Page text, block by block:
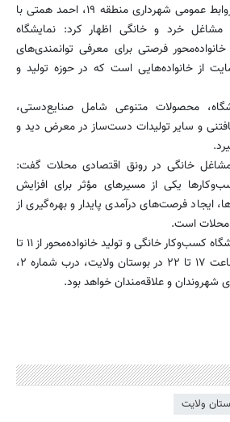
به نقل از روابط عمومی شهرداری منطقه ۱۹، احمد همتی با
خرد و خانگی اظهار کرد: نمایشگاه
فرصتی برای معرفی توانمندی‌های
از خانواده‌هایی است که در حوزه تولید و
محصولات متنوعی شامل صنایع‌دستی،
و سایر تولیدات دست‌ساز در معرض دید و
خانگی در رونق اقتصادی محلات گفت:
یکی از مسیرهای مؤثر برای افزایش
ایجاد فرصت‌های درآمدی پایدار و بهره‌گیری از
است.
بر اساس این گزارش، نمایشگاه کسب‌وکار خانگی و تولید خانواده‌محور از ۱۱ تا
۲۰خردادماه، همه‌روزه از ساعت ۱۷ تا ۲۲ در بوستان ولایت، درب شماره ۲،
شهروندان و علاقه‌مندان خواهد بود.
ولایت